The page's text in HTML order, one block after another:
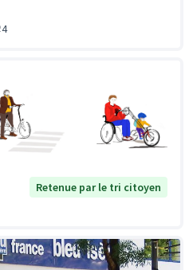
4
Retenue par le tri citoyen